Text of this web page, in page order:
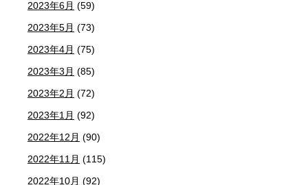
2023年6月 (59)
2023年5月 (73)
2023年4月 (75)
2023年3月 (85)
2023年2月 (72)
2023年1月 (92)
2022年12月 (90)
2022年11月 (115)
2022年10月 (92)